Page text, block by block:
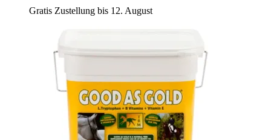
Gratis Zustellung bis 12. August